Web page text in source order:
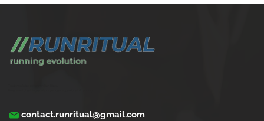
contact.runritual@gmail.com